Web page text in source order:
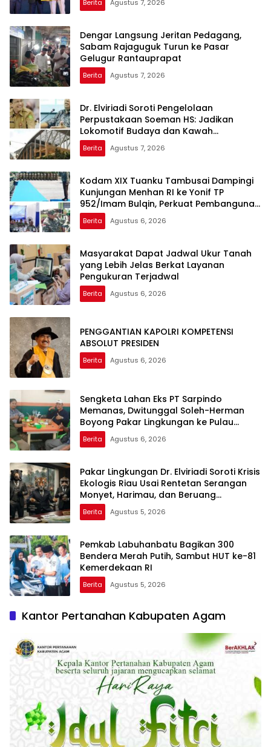
Berita Agustus 7, 2026
Dengar Langsung Jeritan Pedagang,
Sabam Rajaguguk Turun ke Pasar
Gelugur Rantauprapat
Berita Agustus 7, 2026
Dr. Elviriadi Soroti Pengelolaan
Perpustakaan Soeman HS: Jadikan
Lokomotif Budaya dan Kawah
Candradimuka Intelektual
Berita Agustus 7, 2026
Kodam XIX Tuanku Tambusai Dampingi
Kunjungan Menhan RI ke Yonif TP
952/Imam Bulqin, Perkuat Pembangunan
Satuan
Berita Agustus 6, 2026
Masyarakat Dapat Jadwal Ukur Tanah
yang Lebih Jelas Berkat Layanan
Pengukuran Terjadwal
Berita Agustus 6, 2026
PENGGANTIAN KAPOLRI KOMPETENSI
ABSOLUT PRESIDEN
Berita Agustus 6, 2026
Sengketa Lahan Eks PT Sarpindo
Memanas, Dwitunggal Soleh-Herman
Boyong Pakar Lingkungan ke Pulau
Rupat
Berita Agustus 6, 2026
Pakar Lingkungan Dr. Elviriadi Soroti Krisis
Ekologis Riau Usai Rentetan Serangan
Monyet, Harimau, dan Beruang
Terhadap Warga
Berita Agustus 5, 2026
Pemkab Labuhanbatu Bagikan 300
Bendera Merah Putih, Sambut HUT ke-81
Kemerdekaan RI
Berita Agustus 5, 2026
Kantor Pertanahan Kabupaten Agam